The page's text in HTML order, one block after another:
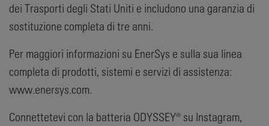
dei Trasporti degli Stati Uniti e includono una garanzia di
sostituzione completa di tre anni.
Per maggiori informazioni su EnerSys e sulla sua linea
completa di prodotti, sistemi e servizi di assistenza:
www.enersys.com.
Connettetevi con la batteria ODYSSEY® su Instagram,